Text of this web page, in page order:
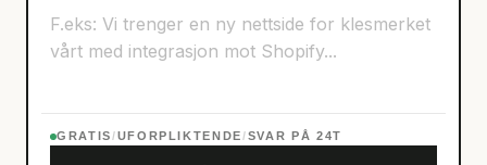
GRATIS/UFORPLIKTENDE/SVAR PÅ 24T